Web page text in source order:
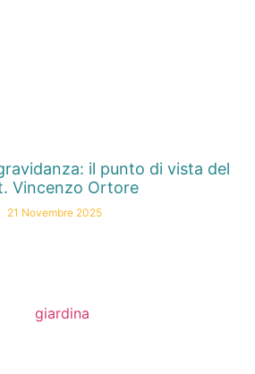
il punto di vista del
Vincenzo Ortore
21 Novembre 2025